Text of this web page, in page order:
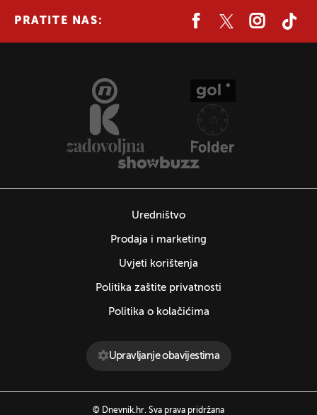
PRATITE NAS:
Uredništvo
Prodaja i marketing
Uvjeti korištenja
Politika zaštite privatnosti
Politika o kolačićima
Upravljanje obavijestima
© Dnevnik.hr. Sva prava pridržana